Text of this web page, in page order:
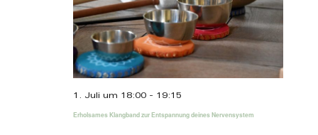
Erholsames Klangband zur Entspannung deines Nervensystem
1. Juli um 18:00 - 19:15